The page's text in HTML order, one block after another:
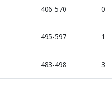
406-570 0
495-597 1
483-498 3